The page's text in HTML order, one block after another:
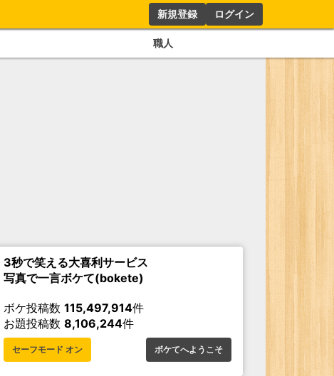
新規登録 ログイン
職人
3秒で笑える大喜利サービス
写真で一言ボケて(bokete)
ボケ投稿数 115,497,914件
お題投稿数 8,106,244件
セーフモード オン ボケてへようこそ